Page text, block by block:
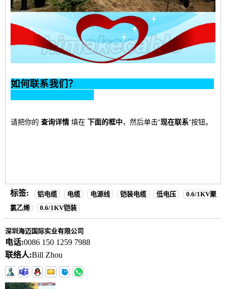
如何联系我们？
请把你的 查询详情 填在 下面的框中，然后单击“现在联系“按钮。
标签: 铝电缆 电缆 电源线 铠装电缆 低电压
0.6/1KV聚
氯乙烯
0.6/1KV铠装
深圳海迈国际实业有限公司
电话:0086 150 1259 7988
联络人:Bill Zhou